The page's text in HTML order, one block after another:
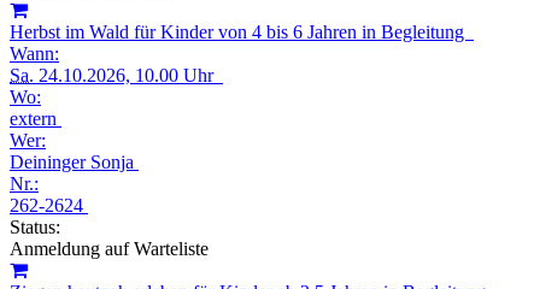
Herbst im Wald für Kinder von 4 bis 6 Jahren in Begleitung
Wann:
Sa. 24.10.2026, 10.00 Uhr
Wo:
extern
Wer:
Deininger Sonja
Nr.:
262-2624
Status:
Anmeldung auf Warteliste